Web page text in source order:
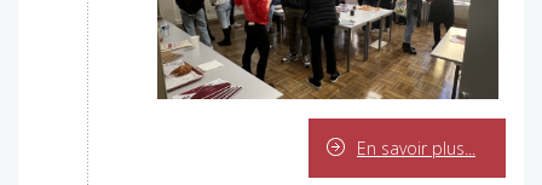
En savoir plus...